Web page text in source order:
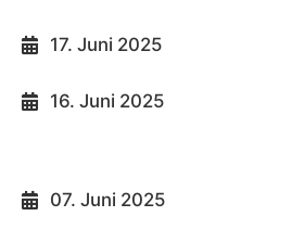
17. Juni 2025
16. Juni 2025
07. Juni 2025